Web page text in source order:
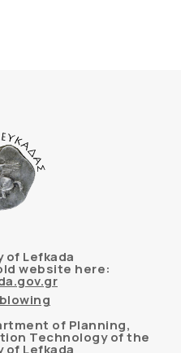
of Lefkada
website here:
of Planning,
Technology of the
of Lefkada